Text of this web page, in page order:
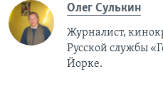
Олег Сулькин
Журналист,
Русской службы
Йорке.